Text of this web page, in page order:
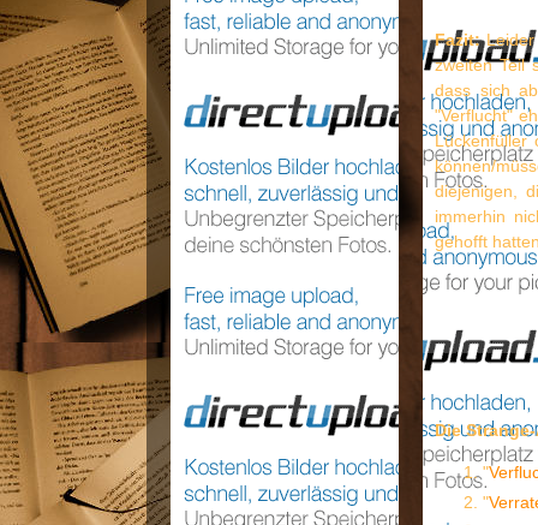
Fazit:Leider
zweiten Teil
dass sich
"Verflucht"
Lückenfüller
können/
diejenigen,
immerhin
gehofft
Die
"
"